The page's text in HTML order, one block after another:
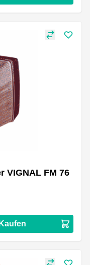
VIGNAL FM 76
Kaufen